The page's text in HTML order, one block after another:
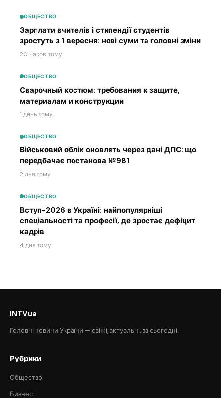
ОБЩЕСТВО
Зарплати вчителів і стипендії студентів
зростуть з 1 вересня: нові суми та головні зміни
20 часов тому
ОБЩЕСТВО
Сварочный костюм: требования к защите,
материалам и конструкции
1 день тому
ОБЩЕСТВО
Військовий облік оновлять через дані ДПС: що
передбачає постанова №981
2 дня тому
ОБЩЕСТВО
Вступ-2026 в Україні: найпопулярніші
спеціальності та професії, де зростає дефіцит
кадрів
4 дня тому
INTVua
Головні новини України — свіжі, актуальні, за сьогодні.
Рубрики
Общество
Бизнес